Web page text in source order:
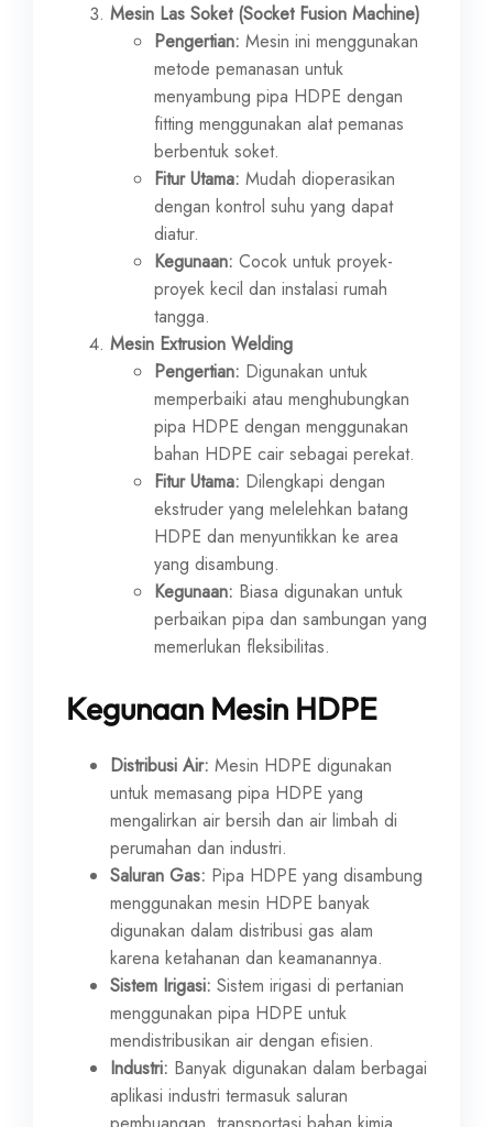
Mesin Las Soket (Socket Fusion Machine)
Pengertian: Mesin ini menggunakan
metode pemanasan untuk
menyambung pipa HDPE dengan
fitting menggunakan alat pemanas
berbentuk soket.
Fitur Utama: Mudah dioperasikan
dengan kontrol suhu yang dapat
diatur.
Kegunaan: Cocok untuk proyek-
proyek kecil dan instalasi rumah
tangga.
Mesin Extrusion Welding
Pengertian: Digunakan untuk
memperbaiki atau menghubungkan
pipa HDPE dengan menggunakan
bahan HDPE cair sebagai perekat.
Fitur Utama: Dilengkapi dengan
ekstruder yang melelehkan batang
HDPE dan menyuntikkan ke area
yang disambung.
Kegunaan: Biasa digunakan untuk
perbaikan pipa dan sambungan yang
memerlukan fleksibilitas.
Kegunaan Mesin HDPE
Distribusi Air: Mesin HDPE digunakan
untuk memasang pipa HDPE yang
mengalirkan air bersih dan air limbah di
perumahan dan industri.
Saluran Gas: Pipa HDPE yang disambung
menggunakan mesin HDPE banyak
digunakan dalam distribusi gas alam
karena ketahanan dan keamanannya.
Sistem Irigasi: Sistem irigasi di pertanian
menggunakan pipa HDPE untuk
mendistribusikan air dengan efisien.
Industri: Banyak digunakan dalam berbagai
aplikasi industri termasuk saluran